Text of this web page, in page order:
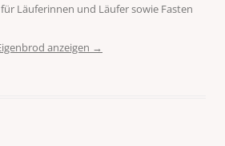
Läuferinnen und Läufer sowie Fasten
anzeigen →